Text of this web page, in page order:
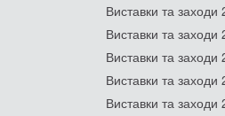
Виставки та заходи
Виставки та заходи
Виставки та заходи
Виставки та заходи
Виставки та заходи